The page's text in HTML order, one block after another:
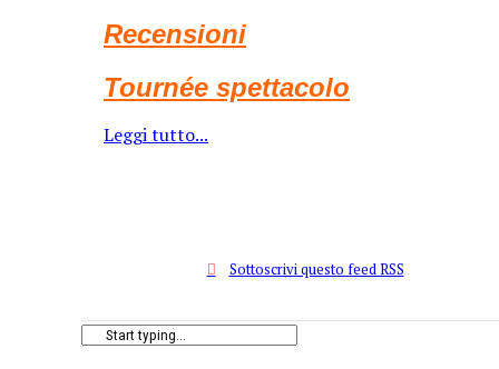
Recensioni
Tournée spettacolo
Leggi tutto...
Sottoscrivi questo feed RSS